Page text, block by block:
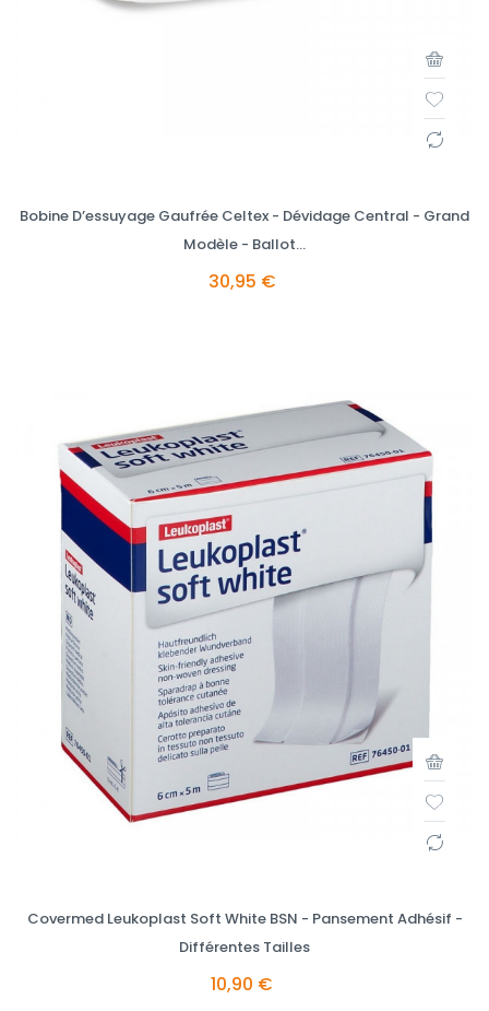
Bobine D’essuyage Gaufrée Celtex - Dévidage Central - Grand
Modèle - Ballot...
30,95 €
Covermed Leukoplast Soft White BSN - Pansement Adhésif -
Différentes Tailles
10,90 €